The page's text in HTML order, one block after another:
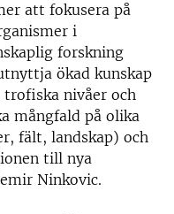
att fokusera på
i
forskning
ökad kunskap
nivåer och
mångfald på olika
fält, landskap) och
till nya
Ninkovic.